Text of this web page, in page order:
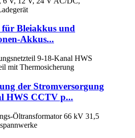
für Bleiakkus und
Akkus...
der Stromversorgung
HWS CCTV p...